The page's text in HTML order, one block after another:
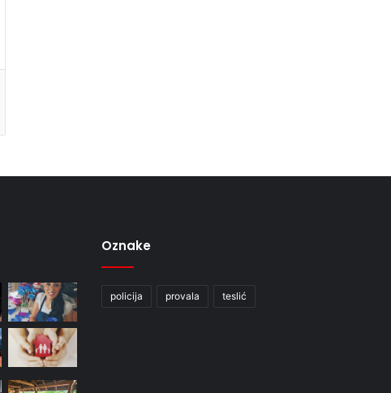
Oznake
policija provala teslić